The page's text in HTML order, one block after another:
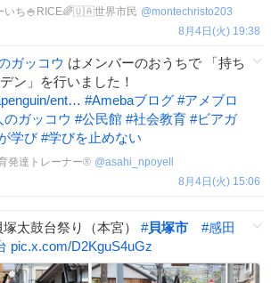
いち🍚RICE🌈🇺🇦世界市民 @montechristo203
8月4日(火) 19:38
ガッコウ はメンバーのおうちで 「持ち
ン」を行いました！
ent… #Amebaブログ #アメブロ
のガッコウ #公民館 #社会教育 #ビアガ
学び #学びを止めない
発達トレーナー® @asahi_npoyell
8月4日(火) 15:06
太鼓台祭り（本宮） #貝塚市 #感田
pic.x.com/D2KguS4uGz